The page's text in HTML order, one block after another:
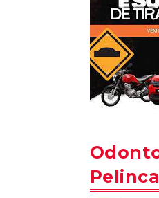
Pelinca